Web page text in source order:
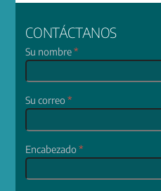
CONTÁCTANOS
Su nombre*
Su correo*
Encabezado*